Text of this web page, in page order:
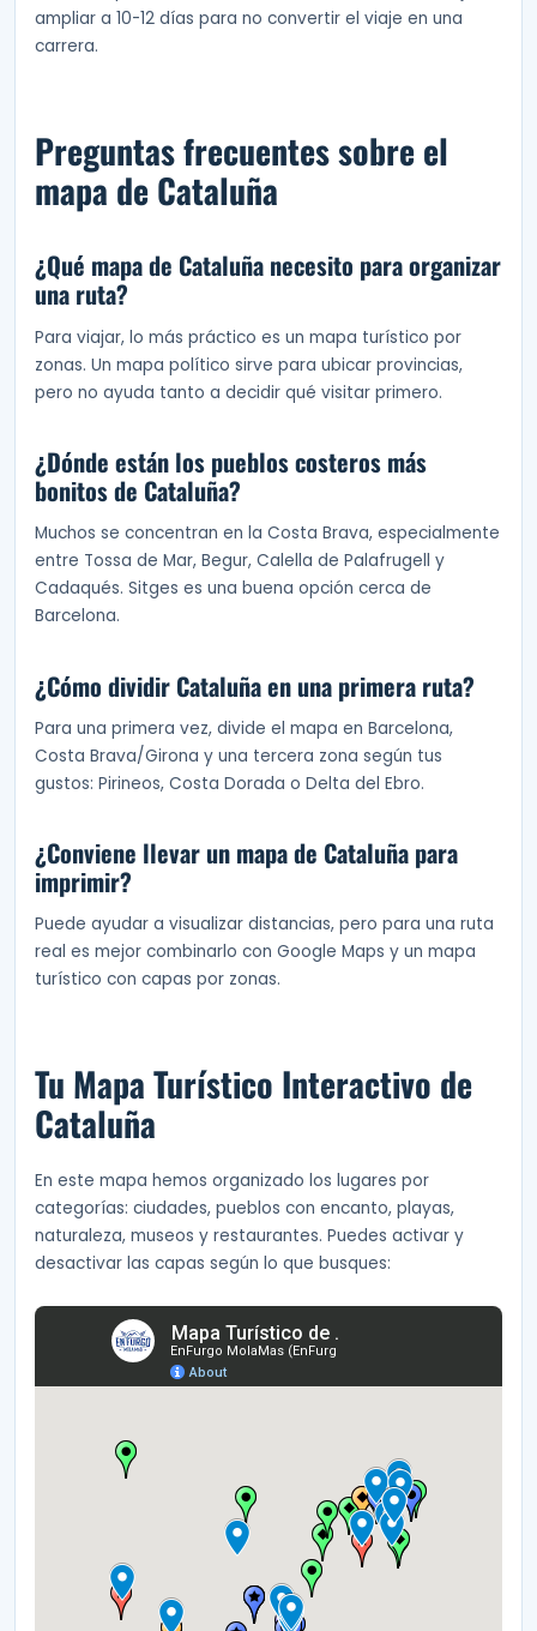
ampliar a 10-12 días para no convertir el viaje en una
carrera.
Preguntas frecuentes sobre el
mapa de Cataluña
¿Qué mapa de Cataluña necesito para organizar
una ruta?
Para viajar, lo más práctico es un mapa turístico por
zonas. Un mapa político sirve para ubicar provincias,
pero no ayuda tanto a decidir qué visitar primero.
¿Dónde están los pueblos costeros más
bonitos de Cataluña?
Muchos se concentran en la Costa Brava, especialmente
entre Tossa de Mar, Begur, Calella de Palafrugell y
Cadaqués. Sitges es una buena opción cerca de
Barcelona.
¿Cómo dividir Cataluña en una primera ruta?
Para una primera vez, divide el mapa en Barcelona,
Costa Brava/Girona y una tercera zona según tus
gustos: Pirineos, Costa Dorada o Delta del Ebro.
¿Conviene llevar un mapa de Cataluña para
imprimir?
Puede ayudar a visualizar distancias, pero para una ruta
real es mejor combinarlo con Google Maps y un mapa
turístico con capas por zonas.
Tu Mapa Turístico Interactivo de
Cataluña
En este mapa hemos organizado los lugares por
categorías: ciudades, pueblos con encanto, playas,
naturaleza, museos y restaurantes. Puedes activar y
desactivar las capas según lo que busques: